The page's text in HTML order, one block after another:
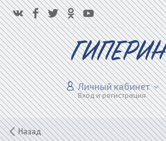
Личный кабинет
Вход и регистрация
Назад